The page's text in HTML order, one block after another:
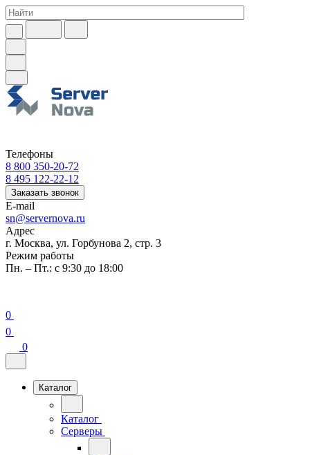
Телефоны
8 800 350-20-72
8 495 122-22-12
Заказать звонок
E-mail
sn@servernova.ru
Адрес
г. Москва, ул. Горбунова 2, стр. 3
Режим работы
Пн. – Пт.: с 9:30 до 18:00
0
0
0
Каталог
Каталог
Серверы